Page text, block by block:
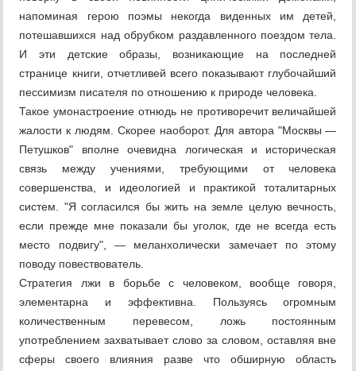
напоминая герою поэмы некогда виденных им детей,
потешавшихся над обрубком раздавленного поездом тела.
И эти детские образы, возникающие на последней
странице книги, отчетливей всего показывают глубочайший
пессимизм писателя по отношению к природе человека.
Такое умонастроение отнюдь не противоречит величайшей
жалости к людям. Скорее наоборот. Для автора "Москвы —
Петушков" вполне очевидна логическая и историческая
связь между учениями, требующими от человека
совершенства, и идеологией и практикой тоталитарных
систем. "Я согласился бы жить на земле целую вечность,
если прежде мне показали бы уголок, где не всегда есть
место подвигу", — меланхолически замечает по этому
поводу повествователь.
Стратегия лжи в борьбе с человеком, вообще говоря,
элементарна и эффективна. Пользуясь огромным
количественным перевесом, ложь постоянным
употреблением захватывает слово за словом, оставляя вне
сферы своего влияния разве что обширную область